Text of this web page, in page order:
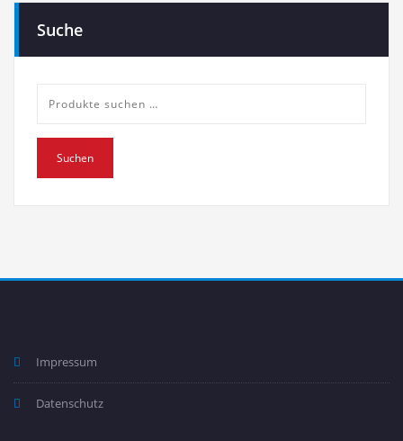
Suche
nach:
Suchen
Impressum
Datenschutz